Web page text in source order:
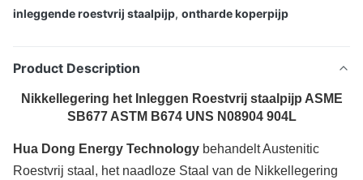
inleggende roestvrij staalpijp, ontharde koperpijp
Product Description
Nikkellegering het Inleggen Roestvrij staalpijp ASME
SB677 ASTM B674 UNS N08904 904L
Hua Dong Energy Technology behandelt Austenitic
Roestvrij staal, het naadloze Staal van de Nikkellegering